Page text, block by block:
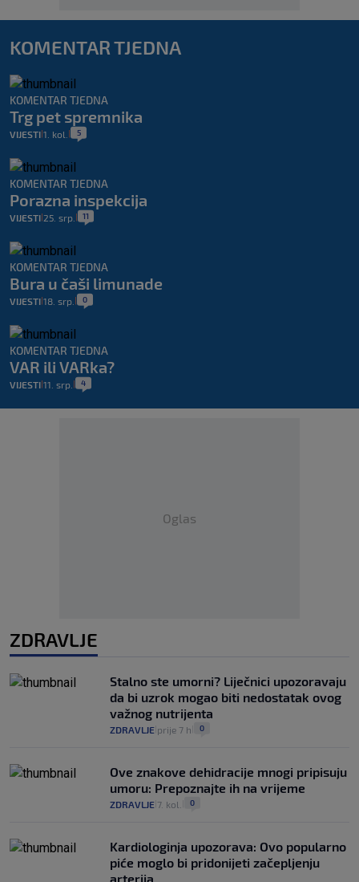
KOMENTAR TJEDNA
KOMENTAR TJEDNA
Trg pet spremnika
VIJESTI 1. kol. 5
KOMENTAR TJEDNA
Porazna inspekcija
VIJESTI 25. srp. 11
KOMENTAR TJEDNA
Bura u čaši limunade
VIJESTI 18. srp. 0
KOMENTAR TJEDNA
VAR ili VARka?
VIJESTI 11. srp. 4
Oglas
ZDRAVLJE
Stalno ste umorni? Liječnici upozoravaju
da bi uzrok mogao biti nedostatak ovog
važnog nutrijenta
ZDRAVLJE prije 7 h 0
Ove znakove dehidracije mnogi pripisuju
umoru: Prepoznajte ih na vrijeme
ZDRAVLJE 7. kol. 0
Kardiologinja upozorava: Ovo popularno
piće moglo bi pridonijeti začepljenju
arterija